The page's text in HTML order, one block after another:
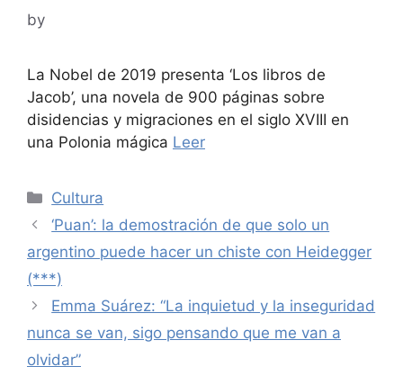
by
La Nobel de 2019 presenta ‘Los libros de
Jacob’, una novela de 900 páginas sobre
disidencias y migraciones en el siglo XVIII en
una Polonia mágica Leer
Categories
Cultura
‘Puan’: la demostración de que solo un
argentino puede hacer un chiste con Heidegger
(***)
Emma Suárez: “La inquietud y la inseguridad
nunca se van, sigo pensando que me van a
olvidar”